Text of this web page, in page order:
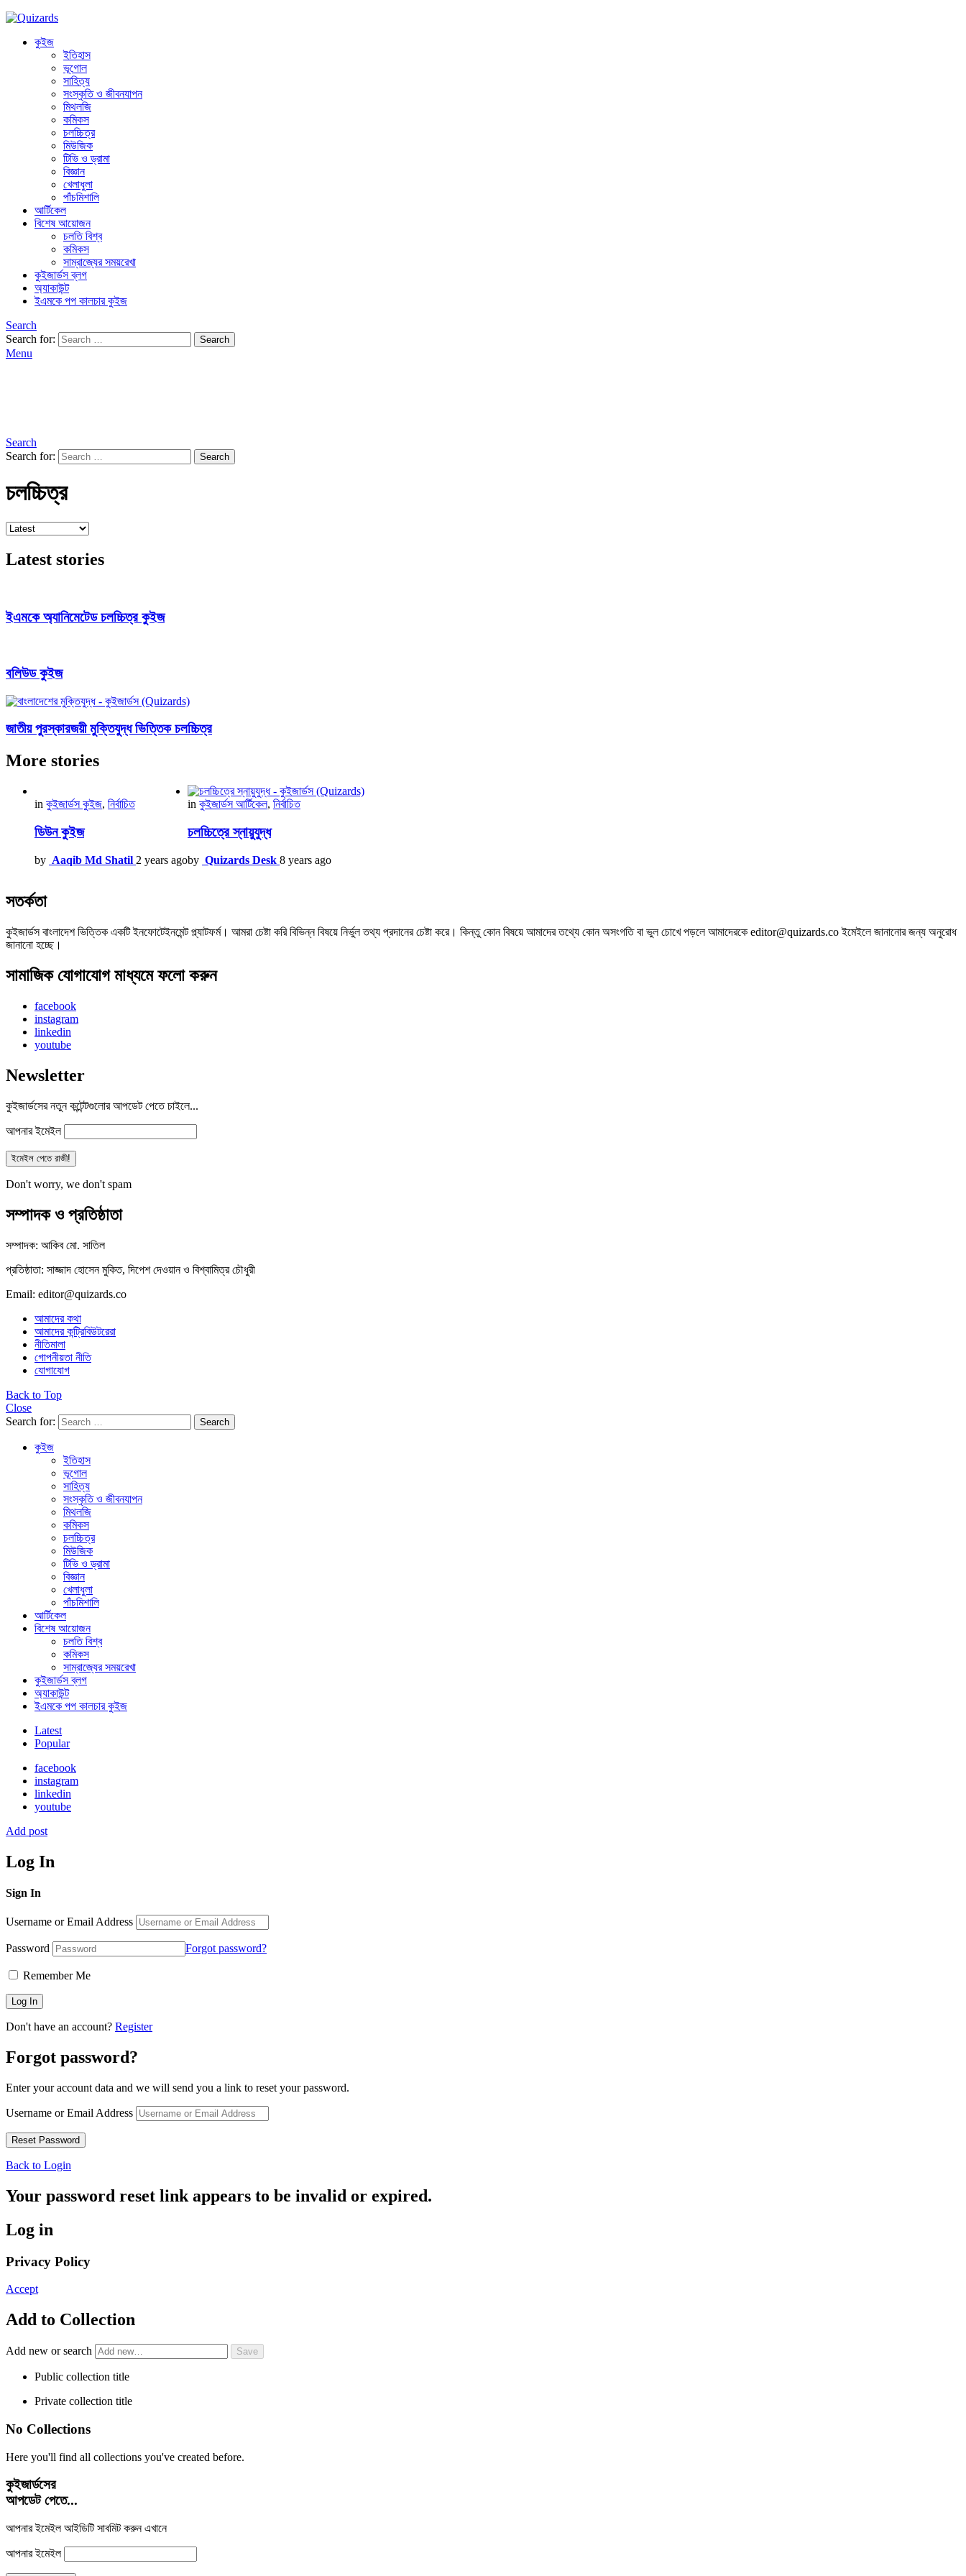
কুইজ
ইতিহাস
ভূগোল
সাহিত্য
সংস্কৃতি ও জীবনযাপন
মিথলজি
কমিকস
চলচ্চিত্র
মিউজিক
টিভি ও ড্রামা
বিজ্ঞান
খেলাধুলা
পাঁচমিশালি
আর্টিকেল
বিশেষ আয়োজন
চলতি বিশ্ব
কমিকস
সাম্রাজ্যের সময়রেখা
কুইজার্ডস ব্লগ
অ্যাকাউন্ট
ইএমকে পপ কালচার কুইজ
Search
Search for:
Search
Menu
Search
Search for:
Search
চলচ্চিত্র
Latest stories
ইএমকে অ্যানিমেটেড চলচ্চিত্র কুইজ
বলিউড কুইজ
জাতীয় পুরস্কারজয়ী মুক্তিযুদ্ধ ভিত্তিক চলচ্চিত্র
More stories
in কুইজার্ডস কুইজ, নির্বাচিত
ডিউন কুইজ
by Aaqib Md Shatil 2 years ago
in কুইজার্ডস আর্টিকেল, নির্বাচিত
চলচ্চিত্রে স্নায়ুযুদ্ধ
by Quizards Desk 8 years ago
সতর্কতা
কুইজার্ডস বাংলাদেশ ভিত্তিক একটি ইনফোটেইনমেন্ট প্ল্যাটফর্ম। আমরা চেষ্টা করি বিভিন্ন বিষয়ে নির্ভুল তথ্য প্রদানের চেষ্টা করে। কিন্তু কোন বিষয়ে আমাদের তথ্যে কোন অসংগতি বা ভুল চোখে পড়লে আমাদেরকে editor@quizards.co ইমেইলে জানানোর জন্য অনুরোধ
জানানো হচ্ছে।
সামাজিক যোগাযোগ মাধ্যমে ফলো করুন
facebook
instagram
linkedin
youtube
Newsletter
কুইজার্ডসের নতুন কন্টেন্টগুলোর আপডেট পেতে চাইলে...
আপনার ইমেইল
Don't worry, we don't spam
সম্পাদক ও প্রতিষ্ঠাতা
সম্পাদক: আকিব মো. সাতিল
প্রতিষ্ঠাতা: সাজ্জাদ হোসেন মুকিত, দিপেশ দেওয়ান ও বিশ্বামিত্র চৌধুরী
Email: editor@quizards.co
আমাদের কথা
আমাদের কন্ট্রিবিউটরেরা
নীতিমালা
গোপনীয়তা নীতি
যোগাযোগ
Back to Top
Close
Search for:
Search
কুইজ
ইতিহাস
ভূগোল
সাহিত্য
সংস্কৃতি ও জীবনযাপন
মিথলজি
কমিকস
চলচ্চিত্র
মিউজিক
টিভি ও ড্রামা
বিজ্ঞান
খেলাধুলা
পাঁচমিশালি
আর্টিকেল
বিশেষ আয়োজন
চলতি বিশ্ব
কমিকস
সাম্রাজ্যের সময়রেখা
কুইজার্ডস ব্লগ
অ্যাকাউন্ট
ইএমকে পপ কালচার কুইজ
Latest
Popular
facebook
instagram
linkedin
youtube
Add post
Log In
Sign In
Username or Email Address
Password Forgot password?
Remember Me
Don't have an account? Register
Forgot password?
Enter your account data and we will send you a link to reset your password.
Username or Email Address
Back to Login
Your password reset link appears to be invalid or expired.
Log in
Privacy Policy
Accept
Add to Collection
Add new or search
Public collection title
Private collection title
No Collections
Here you'll find all collections you've created before.
কুইজার্ডসের
আপডেট পেতে...
আপনার ইমেইল আইডিটি সাবমিট করুন এখানে
আপনার ইমেইল